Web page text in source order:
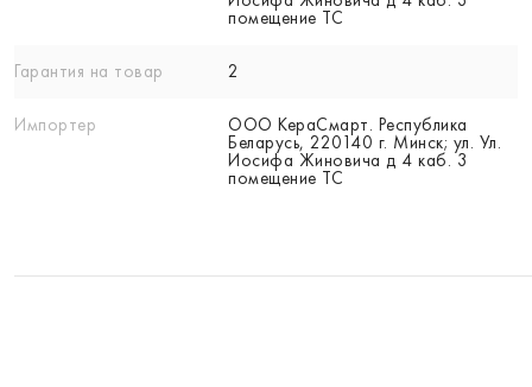
помещение ТС
Гарантия на товар 2
Импортер
ООО КераСмарт. Республика
Беларусь, 220140 г. Минск; ул. Ул.
Иосифа Жиновича д 4 каб. 3
помещение ТС